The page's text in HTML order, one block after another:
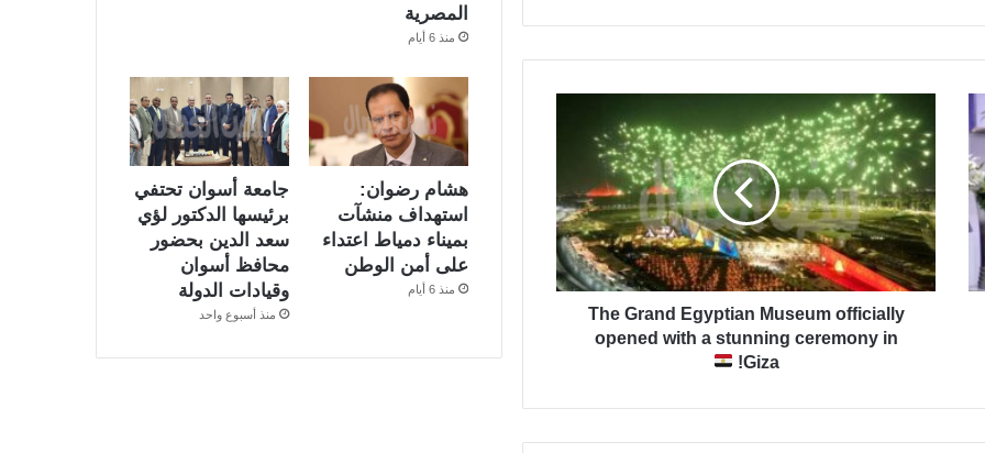
The Grand Egyptian Museum officially
opened with a stunning ceremony in
Giza!
المصرية
منذ 6 أيام
هشام رضوان:
استهداف منشآت
بميناء دمياط اعتداء
على أمن الوطن
منذ 6 أيام
جامعة أسوان تحتفي
برئيسها الدكتور لؤي
سعد الدين بحضور
محافظ أسوان
وقيادات الدولة
منذ أسبوع واحد